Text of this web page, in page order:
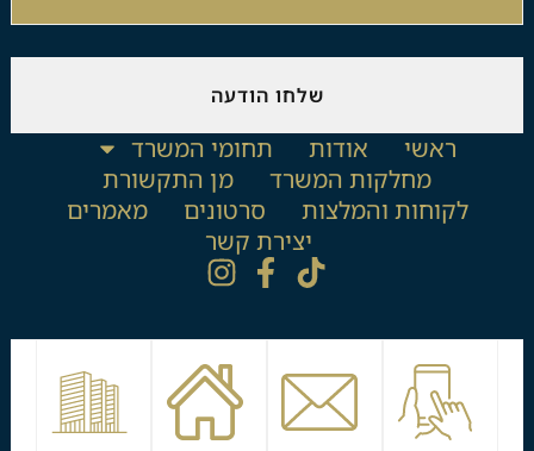
שלחו הודעה
ראשי אודות
תחומי המשרד
מחלקות המשרד
מן התקשורת
לקוחות והמלצות
סרטונים
מאמרים
יצירת קשר